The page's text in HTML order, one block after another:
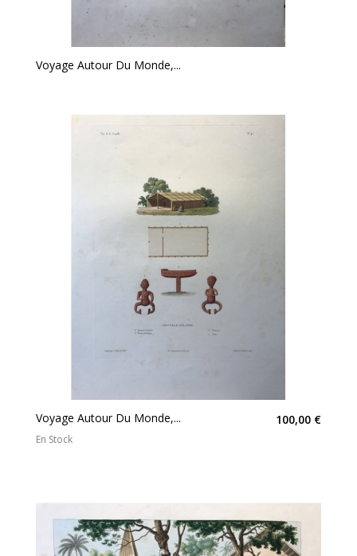
Voyage Autour Du Monde,...
Voyage Autour Du Monde,... 100,00 €
En Stock